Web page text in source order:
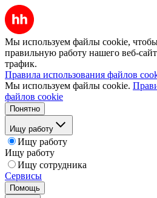
Мы используем файлы cookie, чтобы
правильную работу нашего веб-
трафик.
Правила использования файлов
Мы используем файлы cookie.
файлов cookie
Понятно
Ищу работу
Ищу работу
Ищу работу
Ищу сотрудника
Сервисы
Помощь